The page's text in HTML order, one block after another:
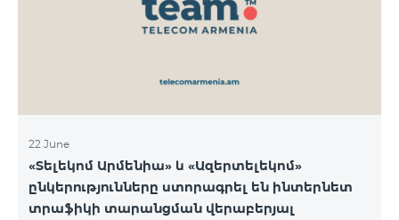
22 June
«Տելեկոմ Արմենիա» և «Ազերտելեկոմ»
ընկերությունները ստորագրել են ինտերնետ
տրաֆիկի տարանցման վերաբերյալ